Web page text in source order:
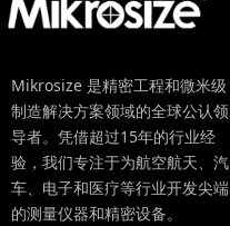
Mikrosize 是精密工程和微米级
制造解决方案领域的全球公认领
导者。凭借超过15年的行业经
验，我们专注于为航空航天、汽
车、电子和医疗等行业开发尖端
的测量仪器和精密设备。